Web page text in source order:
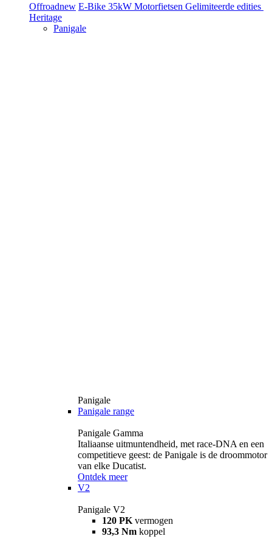
Offroadnew E-Bike 35kW Motorfietsen Gelimiteerde edities
Heritage
Panigale
Panigale
Panigale range
Panigale Gamma
Italiaanse uitmuntendheid, met race-DNA en een
competitieve geest: de Panigale is de droommotor
van elke Ducatist.
Ontdek meer
V2
Panigale V2
120 PK vermogen
93,3 Nm koppel